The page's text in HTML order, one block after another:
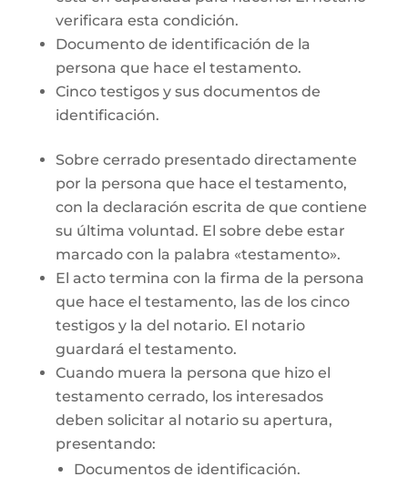
verificara esta condición.
Documento de identificación de la
persona que hace el testamento.
Cinco testigos y sus documentos de
identificación.
Sobre cerrado presentado directamente
por la persona que hace el testamento,
con la declaración escrita de que contiene
su última voluntad. El sobre debe estar
marcado con la palabra «testamento».
El acto termina con la firma de la persona
que hace el testamento, las de los cinco
testigos y la del notario. El notario
guardará el testamento.
Cuando muera la persona que hizo el
testamento cerrado, los interesados
deben solicitar al notario su apertura,
presentando:
Documentos de identificación.